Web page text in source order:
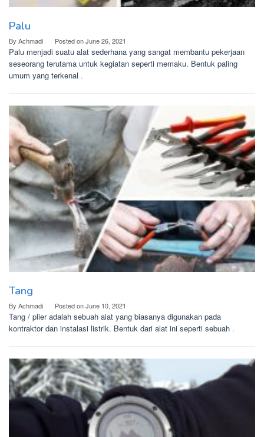
Palu
By Achmadi Posted onJune 26, 2021
Palu menjadi suatu alat sederhana yang sangat membantu pekerjaan
seseorang terutama untuk kegiatan seperti memaku. Bentuk paling
umum yang terkenal .
Tang
By Achmadi Posted onJune 10, 2021
Tang / plier adalah sebuah alat yang biasanya digunakan pada
kontraktor dan instalasi listrik. Bentuk dari alat ini seperti sebuah .